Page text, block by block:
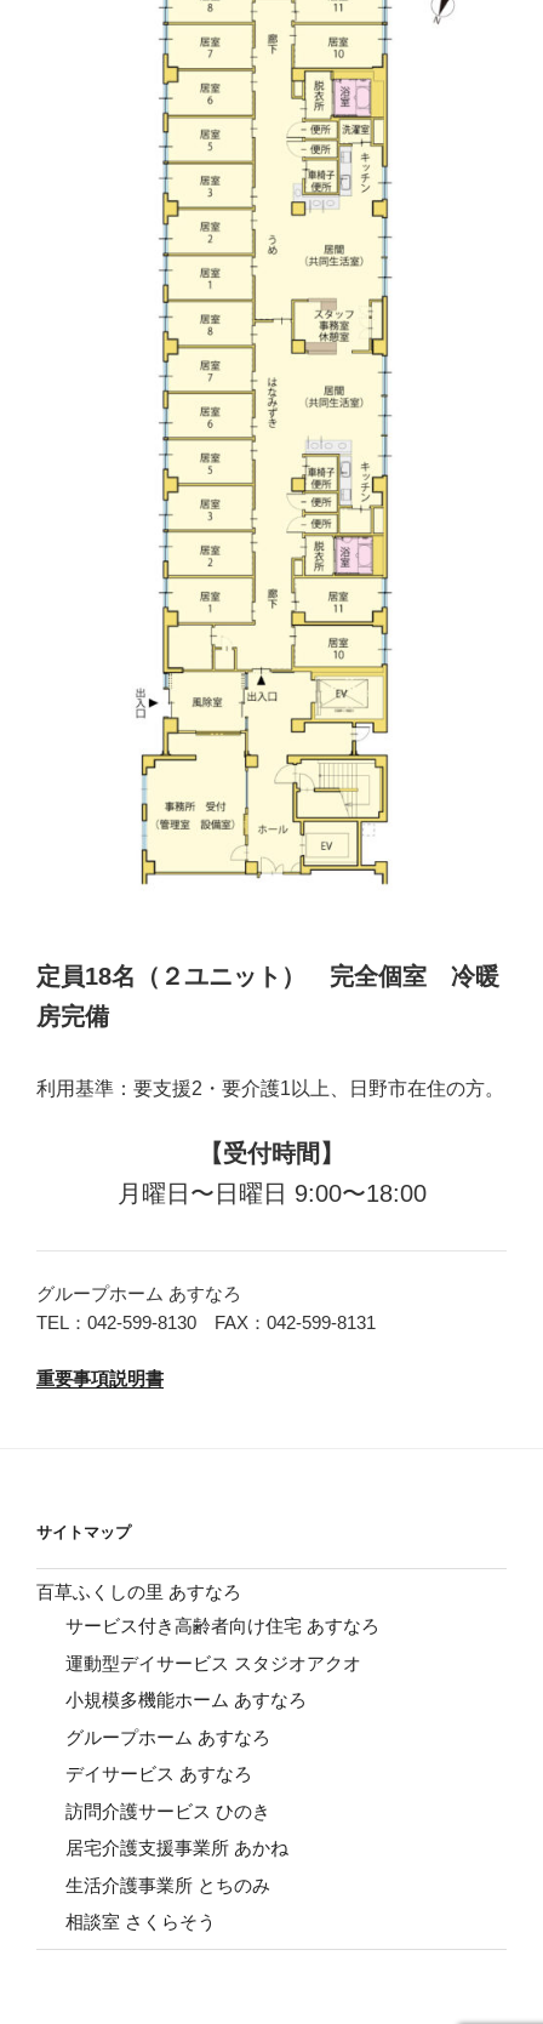
定員18名（２ユニット） 完全個室 冷暖
房完備
利用基準：要支援2・要介護1以上、日野市在住の方。
【受付時間】
月曜日〜日曜日 9:00〜18:00
グループホーム あすなろ
TEL：042-599-8130 FAX：042-599-8131
重要事項説明書
サイトマップ
百草ふくしの里 あすなろ
サービス付き高齢者向け住宅 あすなろ
運動型デイサービス スタジオアクオ
小規模多機能ホーム あすなろ
グループホーム あすなろ
デイサービス あすなろ
訪問介護サービス ひのき
居宅介護支援事業所 あかね
生活介護事業所 とちのみ
相談室 さくらそう